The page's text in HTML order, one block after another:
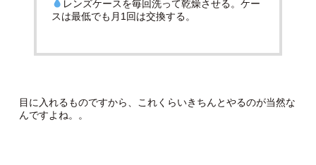
レンズケースを毎回洗って乾燥させる。ケー
スは最低でも月1回は交換する。
目に入れるものですから、これくらいきちんとやるのが当然な
んですよね。。